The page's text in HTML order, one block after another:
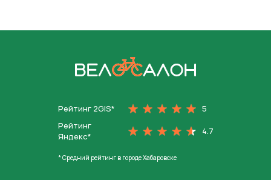
Рейтинг 2GIS*
5
Рейтинг
Яндекс*
4.7
* Средний рейтинг в городе Хабаровске